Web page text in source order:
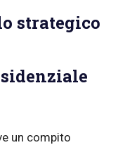
strategico
un compito